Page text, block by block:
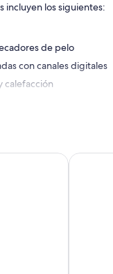
incluyen los siguientes:
de pelo
con canales digitales
calefacción